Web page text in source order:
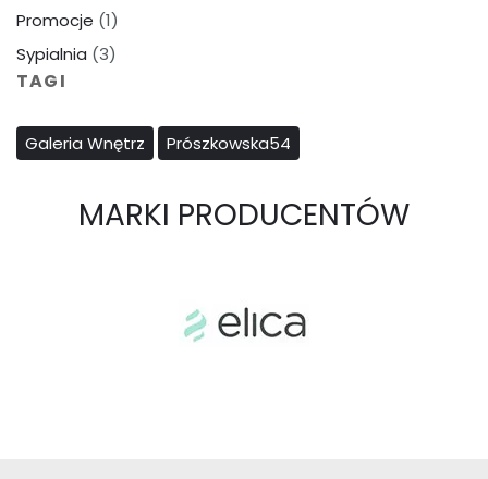
Promocje (1)
Sypialnia (3)
TAGI
Galeria Wnętrz Prószkowska54
MARKI PRODUCENTÓW